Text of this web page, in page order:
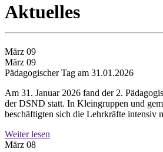
Aktuelles
März 09
März 09
Pädagogischer Tag am 31.01.2026
Am 31. Januar 2026 fand der 2.
der DSND statt. In Kleingruppen und
beschäftigten sich die Lehrkräfte intensiv
Weiter lesen
März 08